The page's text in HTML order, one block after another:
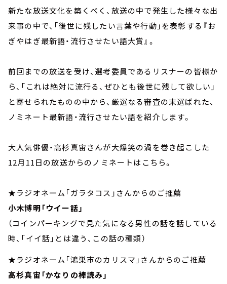
新たな放送文化を築くべく、放送の中で発生した様々な出
来事の中で、「後世に残したい言葉や行動」を表彰する『お
ぎやはぎ最新語・流行させたい語大賞』。
前回までの放送を受け、選考委員であるリスナーの皆様か
ら、「これは絶対に流行る、ぜひとも後世に残して欲しい」
と寄せられたものの中から、厳選なる審査の末選ばれた、
ノミネート最新語・流行させたい語を紹介します。
大人気俳優・高杉真宙さんが大爆笑の渦を巻き起こした
12月11日の放送からのノミネートはこちら。
★ラジオネーム「ガラタコス」さんからのご推薦
小木博明「ウイー話」
（コインパーキングで見た気になる男性の話を話している
時、「イイ話」とは違う、この話の種類）
★ラジオネーム「鴻巣市のカリスマ」さんからのご推薦
高杉真宙「かなりの棒読み」